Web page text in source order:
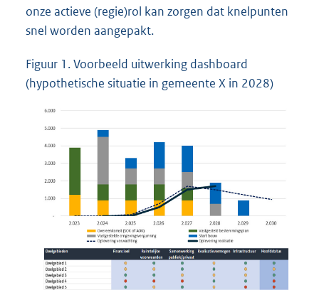
onze actieve (regie)rol kan zorgen dat knelpunten
snel worden aangepakt.
Figuur 1. Voorbeeld uitwerking dashboard
(hypothetische situatie in gemeente X in 2028)